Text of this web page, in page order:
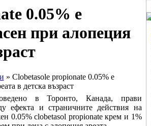
0.05% е
при алопеция
» Clobetasole propionate 0.05% е
в детска възраст
в Торонто, Канада, прави
ефекта и страничните действия на
0.05% clobetasol propionate крем и 1%